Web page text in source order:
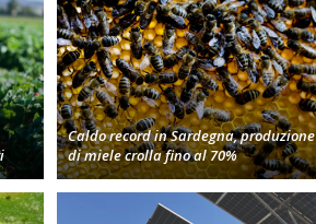
Caldo record in Sardegna, produzione
di miele crolla fino al 70%